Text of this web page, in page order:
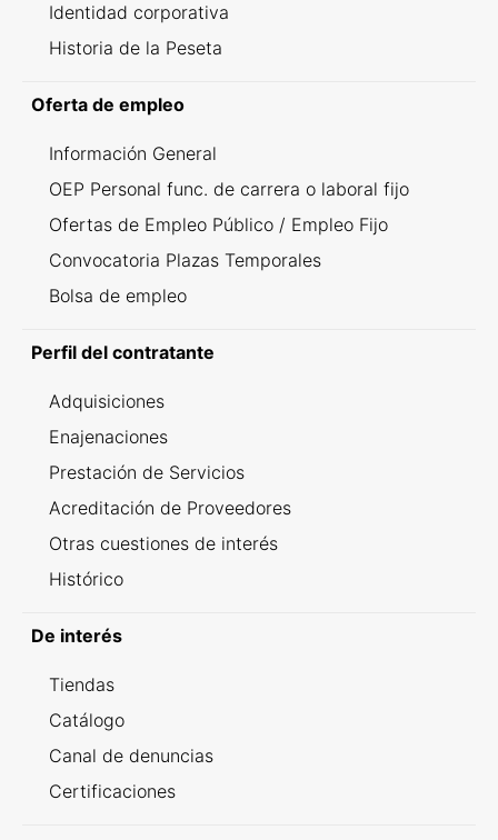
Identidad corporativa
Historia de la Peseta
Oferta de empleo
Información General
OEP Personal func. de carrera o laboral fijo
Ofertas de Empleo Público / Empleo Fijo
Convocatoria Plazas Temporales
Bolsa de empleo
Perfil del contratante
Adquisiciones
Enajenaciones
Prestación de Servicios
Acreditación de Proveedores
Otras cuestiones de interés
Histórico
De interés
Tiendas
Catálogo
Canal de denuncias
Certificaciones